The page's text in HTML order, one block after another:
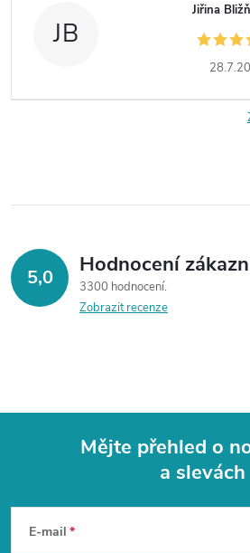
JB
Jiřina
5,0 Hodnocení
3300 hodnocení
Zobrazit recenze
Mějte přehled o
a slevách
E-mail